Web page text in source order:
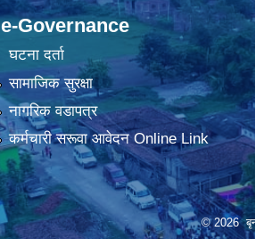
e-Governance
घटना दर्ता
सामाजिक सुरक्षा
नागरिक वडापत्र
कर्मचारी सरूवा आवेदन Online Link
© 2026